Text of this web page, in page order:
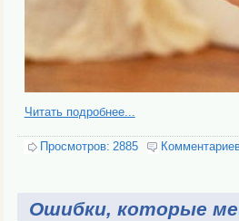
Читать подробнее...
Просмотров: 2885
Ошибки, которые